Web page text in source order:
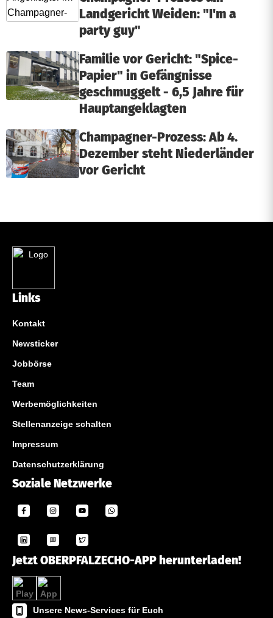
Landgericht Weiden: "I'm a
party guy"
Familie vor Gericht: "Spice-
Papier" in Gefängnisse
geschmuggelt - 6,5 Jahre für
Hauptangeklagten
Champagner-Prozess: Ab 4.
Dezember steht Niederländer
vor Gericht
Links
Kontakt
Newsticker
Jobbörse
Team
Werbemöglichkeiten
Stellenanzeige schalten
Impressum
Datenschutzerklärung
Soziale Netzwerke
Jetzt OBERPFALZECHO-APP herunterladen!
Unsere News-Services für Euch